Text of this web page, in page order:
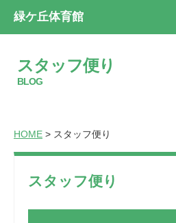
緑ケ丘体育館
スタッフ便り
BLOG
HOME > スタッフ便り
スタッフ便り